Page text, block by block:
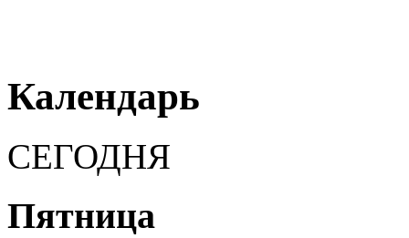
Календарь
СЕГОДНЯ
Пятница